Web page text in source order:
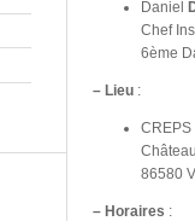
Daniel
Chef
6ème
– Lieu :
CREPS
86580
– Horaires :